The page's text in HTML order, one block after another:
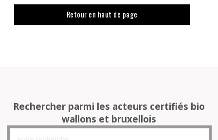
Retour en haut de page
Rechercher parmi les acteurs certifiés bio
wallons et bruxellois